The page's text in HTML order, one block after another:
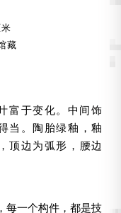
藏
富于变化。中间饰
当。陶胎绿釉，釉
顶边为弧形，腰边
每一个构件，都是技